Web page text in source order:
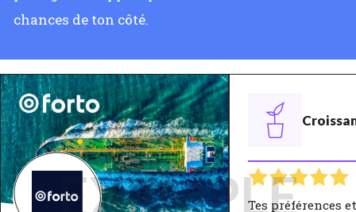
chances de ton côté.
Tes préférences
EXEMPLE